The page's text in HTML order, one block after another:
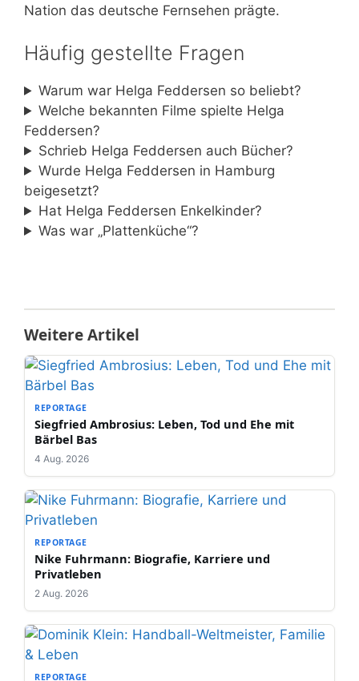
Nation das deutsche Fernsehen prägte.
Häufig gestellte Fragen
Warum war Helga Feddersen so beliebt?
Welche bekannten Filme spielte Helga
Feddersen?
Schrieb Helga Feddersen auch Bücher?
Wurde Helga Feddersen in Hamburg
beigesetzt?
Hat Helga Feddersen Enkelkinder?
Was war „Plattenküche“?
Weitere Artikel
REPORTAGE
Siegfried Ambrosius: Leben, Tod und Ehe mit
Bärbel Bas
4 Aug. 2026
REPORTAGE
Nike Fuhrmann: Biografie, Karriere und
Privatleben
2 Aug. 2026
REPORTAGE